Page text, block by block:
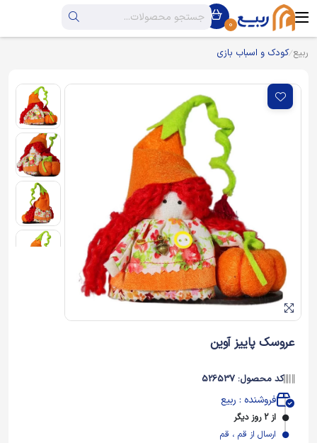
0
ربیع کودک و اسباب بازی
عروسک پاییز آوین
کد محصول: 526537
فروشنده : ربیع
از 2 روز دیگر
ارسال از قم ، قم